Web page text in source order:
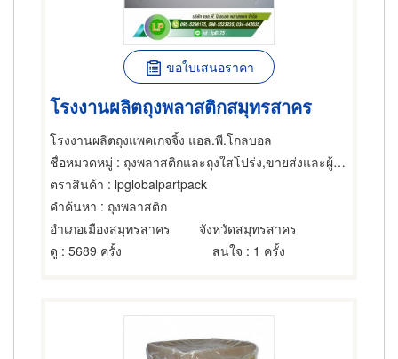
ขอใบเสนอราคา
โรงงานผลิตถุงพลาสติกสมุทรสาคร
โรงงานผลิตถุงแพคเกจจิ้ง แอล.พี.โกลบอล
ชื่อหมวดหมู่ : ถุงพลาสติกและถุงใสโปร่ง,ขายส่งและผู้ผลิตผลิตภัณฑ์พิเศษพลาสติก,บรรจุภัณฑ์
ตราสินค้า : lpglobalpartpack
คำค้นหา : ถุงพลาสติก
อำเภอเมืองสมุทรสาคร
จังหวัดสมุทรสาคร
ดู : 5689 ครั้ง สนใจ : 1 ครั้ง